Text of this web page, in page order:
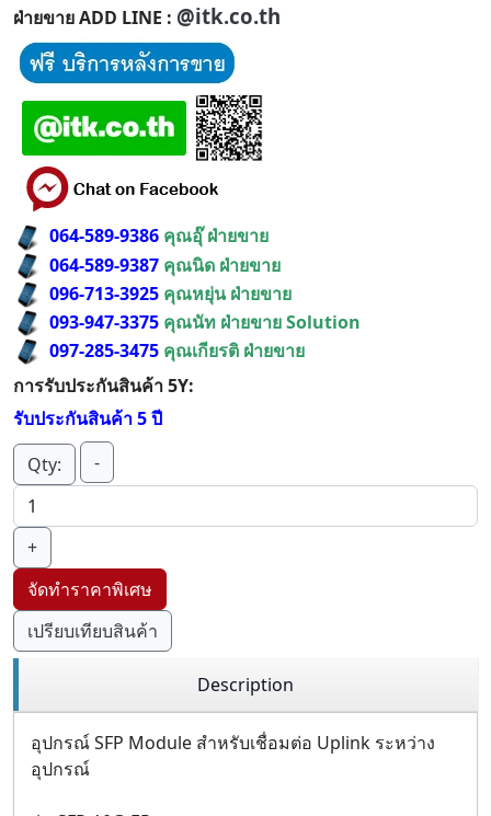
ฝ่ายขาย ADD LINE : @itk.co.th
064-589-9386 คุณอุ๊ ฝ่ายขาย
064-589-9387 คุณนิด ฝ่ายขาย
096-713-3925 คุณหยุ่น ฝ่ายขาย
093-947-3375 คุณนัท ฝ่ายขาย Solution
097-285-3475 คุณเกียรติ ฝ่ายขาย
การรับประกันสินค้า 5Y:
รับประกันสินค้า 5 ปี
Qty:
-
+
จัดทำราคาพิเศษ
เปรียบเทียบสินค้า
Description
อุปกรณ์ SFP Module สำหรับเชื่อมต่อ Uplink ระหว่าง
อุปกรณ์